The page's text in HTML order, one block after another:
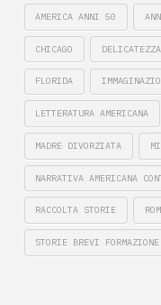
AMERICA ANNI 50
CHICAGO DELICATEZZA
FLORIDA
LETTERATURA AMERICANA
MADRE DIVORZIATA
NARRATIVA AMERICANA
RACCOLTA STORIE
STORIE BREVI FORMAZIONE